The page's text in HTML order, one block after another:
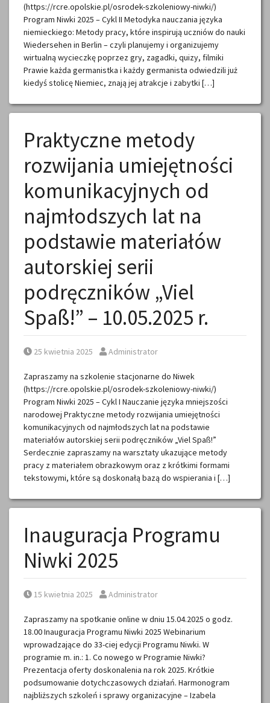
(https://rcre.opolskie.pl/osrodek-szkoleniowy-niwki/)
Program Niwki 2025 – Cykl II Metodyka nauczania języka
niemieckiego: Metody pracy, które inspirują uczniów do nauki
Wiedersehen in Berlin – czyli planujemy i organizujemy
wirtualną wycieczkę poprzez gry, zagadki, quizy, filmiki
Prawie każda germanistka i każdy germanista odwiedzili już
kiedyś stolicę Niemiec, znają jej atrakcje i zabytki […]
Praktyczne metody
rozwijania umiejętności
komunikacyjnych od
najmłodszych lat na
podstawie materiałów
autorskiej serii
podręczników „Viel
Spaß!” – 10.05.2025 r.
Posted on
25 kwietnia 2025 Posted by
Administrator
Zapraszamy na szkolenie stacjonarne do Niwek
(https://rcre.opolskie.pl/osrodek-szkoleniowy-niwki/)
Program Niwki 2025 – Cykl I Nauczanie języka mniejszości
narodowej Praktyczne metody rozwijania umiejętności
komunikacyjnych od najmłodszych lat na podstawie
materiałów autorskiej serii podręczników „Viel Spaß!”
Serdecznie zapraszamy na warsztaty ukazujące metody
pracy z materiałem obrazkowym oraz z krótkimi formami
tekstowymi, które są doskonałą bazą do wspierania i […]
Inauguracja Programu
Niwki 2025
Posted on
15 kwietnia 2025 Posted by
Administrator
Zapraszamy na spotkanie online w dniu 15.04.2025 o godz.
18.00 Inauguracja Programu Niwki 2025 Webinarium
wprowadzające do 33-ciej edycji Programu Niwki. W
programie m. in.: 1. Co nowego w Programie Niwki?
Prezentacja oferty doskonalenia na rok 2025. Krótkie
podsumowanie dotychczasowych działań. Harmonogram
najbliższych szkoleń i sprawy organizacyjne – Izabela